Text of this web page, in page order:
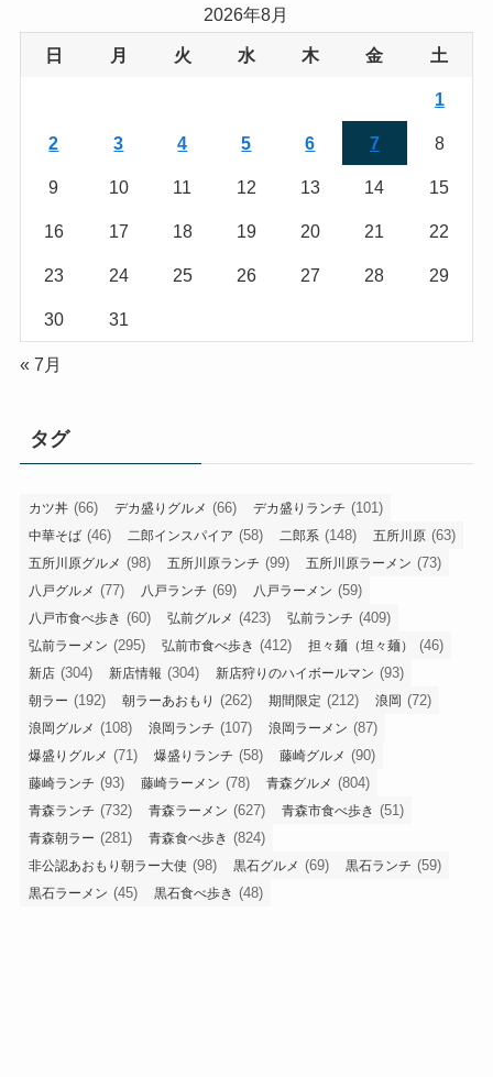
2026年8月
日 月 火 水 木 金 土
1
2 3 4 5 6 7 8
9 10 11 12 13 14 15
16 17 18 19 20 21 22
23 24 25 26 27 28 29
30 31
« 7月
タグ
カツ丼 (66) デカ盛りグルメ (66) デカ盛りランチ (101)
中華そば (46) 二郎インスパイア (58) 二郎系 (148) 五所川原 (63)
五所川原グルメ (98) 五所川原ランチ (99) 五所川原ラーメン (73)
八戸グルメ (77) 八戸ランチ (69) 八戸ラーメン (59)
八戸市食べ歩き (60) 弘前グルメ (423) 弘前ランチ (409)
弘前ラーメン (295) 弘前市食べ歩き (412) 担々麺（坦々麺） (46)
新店 (304) 新店情報 (304) 新店狩りのハイボールマン (93)
朝ラー (192) 朝ラーあおもり (262) 期間限定 (212) 浪岡 (72)
浪岡グルメ (108) 浪岡ランチ (107) 浪岡ラーメン (87)
爆盛りグルメ (71) 爆盛りランチ (58) 藤崎グルメ (90)
藤崎ランチ (93) 藤崎ラーメン (78) 青森グルメ (804)
青森ランチ (732) 青森ラーメン (627) 青森市食べ歩き (51)
青森朝ラー (281) 青森食べ歩き (824)
非公認あおもり朝ラー大使 (98) 黒石グルメ (69) 黒石ランチ (59)
黒石ラーメン (45) 黒石食べ歩き (48)